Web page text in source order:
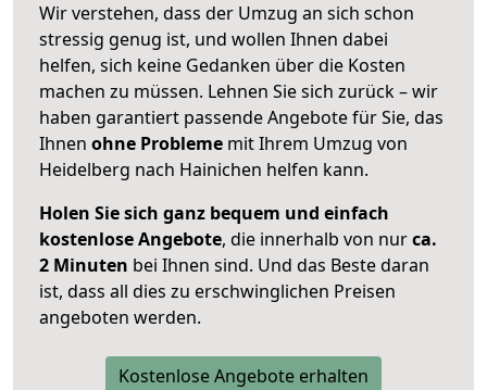
Wir verstehen, dass der Umzug an sich schon
stressig genug ist, und wollen Ihnen dabei
helfen, sich keine Gedanken über die Kosten
machen zu müssen. Lehnen Sie sich zurück – wir
haben garantiert passende Angebote für Sie, das
Ihnen ohne Probleme mit Ihrem Umzug von
Heidelberg nach Hainichen helfen kann.
Holen Sie sich ganz bequem und einfach
kostenlose Angebote, die innerhalb von nurca.
2 Minuten bei Ihnen sind. Und das Beste daran
ist, dass all dies zu erschwinglichen Preisen
angeboten werden.
Kostenlose Angebote erhalten